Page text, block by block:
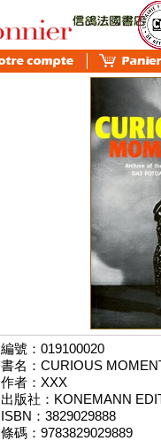
編號：019100020
書名：CURIOUS
作者：XXX
出版社：KONEMANN
ISBN：3829029888
條碼：9783829029889